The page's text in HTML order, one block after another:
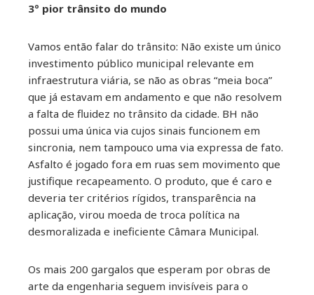
3º pior trânsito do mundo
Vamos então falar do trânsito: Não existe um único
investimento público municipal relevante em
infraestrutura viária, se não as obras “meia boca”
que já estavam em andamento e que não resolvem
a falta de fluidez no trânsito da cidade. BH não
possui uma única via cujos sinais funcionem em
sincronia, nem tampouco uma via expressa de fato.
Asfalto é jogado fora em ruas sem movimento que
justifique recapeamento. O produto, que é caro e
deveria ter critérios rígidos, transparência na
aplicação, virou moeda de troca política na
desmoralizada e ineficiente Câmara Municipal.
Os mais 200 gargalos que esperam por obras de
arte da engenharia seguem invisíveis para o